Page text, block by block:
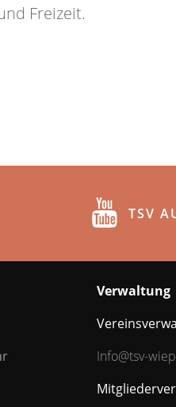
Freizeit.
TSV
Verwaltung
Info@tsv-